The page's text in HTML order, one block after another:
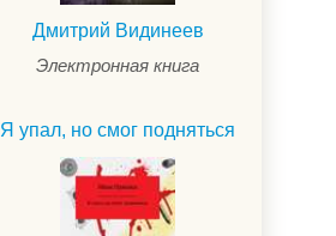
Дмитрий Видинеев
Электронная книга
Я упал, но смог подняться